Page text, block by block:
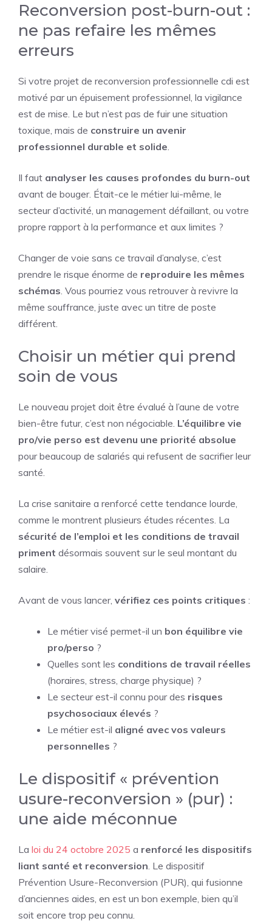
Reconversion post-burn-out :
ne pas refaire les mêmes
erreurs
Si votre projet de reconversion professionnelle cdi est
motivé par un épuisement professionnel, la vigilance
est de mise. Le but n’est pas de fuir une situation
toxique, mais de construire un avenir
professionnel durable et solide.
Il faut analyser les causes profondes du burn-out
avant de bouger. Était-ce le métier lui-même, le
secteur d’activité, un management défaillant, ou votre
propre rapport à la performance et aux limites ?
Changer de voie sans ce travail d’analyse, c’est
prendre le risque énorme de reproduire les mêmes
schémas. Vous pourriez vous retrouver à revivre la
même souffrance, juste avec un titre de poste
différent.
Choisir un métier qui prend
soin de vous
Le nouveau projet doit être évalué à l’aune de votre
bien-être futur, c’est non négociable. L’équilibre vie
pro/vie perso est devenu une priorité absolue
pour beaucoup de salariés qui refusent de sacrifier leur
santé.
La crise sanitaire a renforcé cette tendance lourde,
comme le montrent plusieurs études récentes. La
sécurité de l’emploi et les conditions de travail
priment désormais souvent sur le seul montant du
salaire.
Avant de vous lancer, vérifiez ces points critiques :
Le métier visé permet-il un bon équilibre vie
pro/perso ?
Quelles sont les conditions de travail réelles
(horaires, stress, charge physique) ?
Le secteur est-il connu pour des risques
psychosociaux élevés ?
Le métier est-il aligné avec vos valeurs
personnelles ?
Le dispositif « prévention
usure-reconversion » (pur) :
une aide méconnue
La loi du 24 octobre 2025 a renforcé les dispositifs
liant santé et reconversion. Le dispositif
Prévention Usure-Reconversion (PUR), qui fusionne
d’anciennes aides, en est un bon exemple, bien qu’il
soit encore trop peu connu.